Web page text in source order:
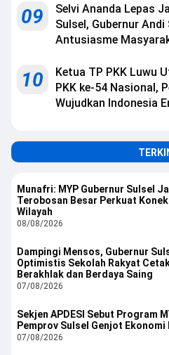
09
Selvi Ananda Lepas
Sulsel, Gubernur
Antusiasme
10
Ketua TP PKK Luwu
PKK ke-54 Nasional,
Wujudkan Indonesia
Munafri: MYP Gubernur Sulsel
Terobosan Besar Perkuat
Wilayah
08/08/2026
Dampingi Mensos, Gubernur
Optimistis Sekolah Rakyat
Berakhlak dan Berdaya Saing
07/08/2026
Sekjen APDESI Sebut Program
Pemprov Sulsel Genjot Ekonomi
07/08/2026